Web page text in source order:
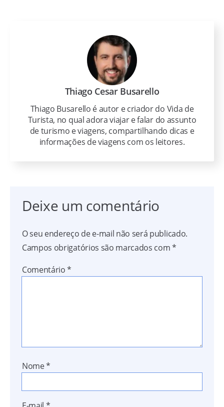
Thiago Cesar Busarello
Thiago Busarello é autor e criador do Vida de
Turista, no qual adora viajar e falar do assunto
de turismo e viagens, compartilhando dicas e
informações de viagens com os leitores.
Deixe um comentário
O seu endereço de e-mail não será publicado.
Campos obrigatórios são marcados com*
Comentário*
Nome*